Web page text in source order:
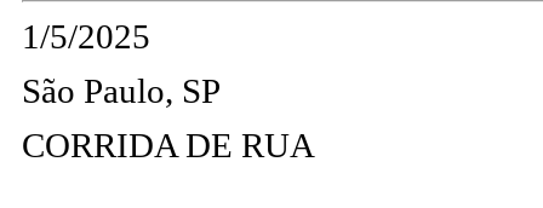
1/5/2025
São Paulo, SP
CORRIDA DE RUA